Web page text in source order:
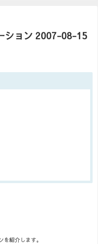
ション 2007-08-15
を紹介します。